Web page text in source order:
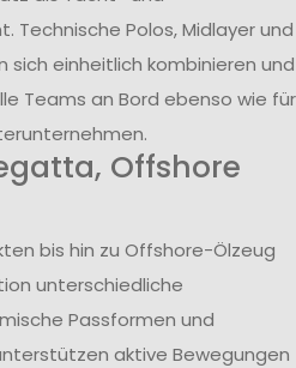
Technische Polos, Midlayer und
einheitlich kombinieren und
Teams an Bord ebenso wie für
Offshore
bis hin zu Offshore-Ölzeug
unterschiedliche
Passformen und
aktive Bewegungen